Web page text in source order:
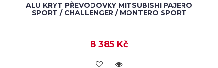
ALU KRYT PŘEVODOVKY MITSUBISHI PAJERO
SPORT / CHALLENGER / MONTERO SPORT
8 385 Kč
KOUPIT